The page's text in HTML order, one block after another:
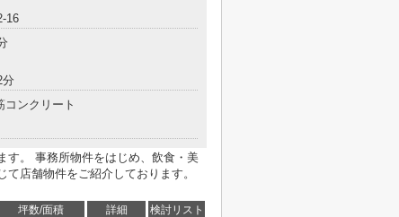
16
分
コンクリート
す。 事務所物件をはじめ、飲食・美
店舗物件をご紹介しております。
坪数/面積 詳細
検討リスト